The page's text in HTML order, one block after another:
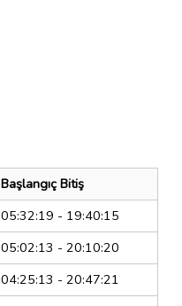
Başlangıç Bitiş
05:32:19 - 19:40:15
05:02:13 - 20:10:20
04:25:13 - 20:47:21